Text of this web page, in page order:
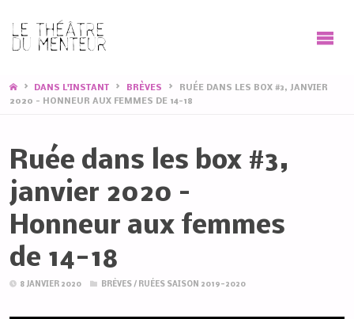
HOMEDANS L'INSTANT BRÈVES
RUÉE DANS LES BOX #3, JANVIER
2020 – HONNEUR AUX FEMMES DE 14-18
Ruée dans les box #3,
janvier 2020 –
Honneur aux femmes
de 14-18
8 JANVIER 2020 BRÈVES/ RUÉES SAISON 2019-2020